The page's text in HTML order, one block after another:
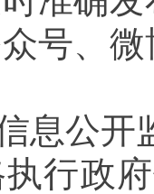
号、
息公开
行政